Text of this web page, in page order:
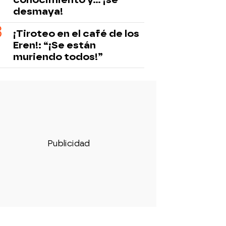
desmaya!
¡Tiroteo en el café de los
Eren!: “¡Se están
muriendo todos!”